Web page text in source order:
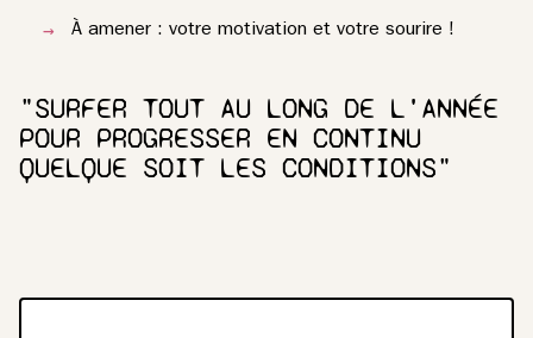
À amener : votre motivation et votre sourire !
"SURFER TOUT AU LONG DE L'ANNÉE
POUR PROGRESSER EN CONTINU
QUELQUE SOIT LES CONDITIONS"